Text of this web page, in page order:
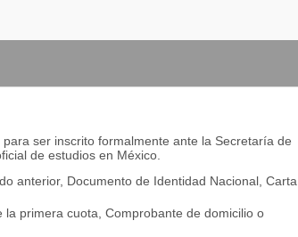
proyectos de inversión
de servicios
ser inscrito formalmente ante la Secretaría de
de estudios en México.
anterior, Documento de Identidad Nacional, Carta
la primera cuota, Comprobante de domicilio o